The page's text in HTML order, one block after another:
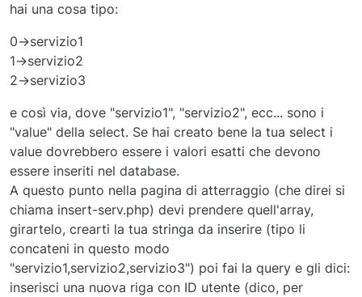
$servizio_inserito =
                  echo "
</option>";
                  }
                  $Conn->close();
                 ?>
</td>
</tr>
</ table>
< input class "invio" type = "submit" =
</
hai una cosa tipo:
0->servizio1
1->servizio2
2->servizio3
e così via, dove "servizio1", "servizio2", ecc... sono i
"value" della select. Se hai creato bene la tua select i
value dovrebbero essere i valori esatti che devono
essere inseriti nel database.
A questo punto nella pagina di atterraggio (che direi si
chiama insert-serv.php) devi prendere quell'array,
girartelo, crearti la tua stringa da inserire (tipo li
concateni in questo modo
"servizio1,servizio2,servizio3") poi fai la query e gli dici:
inserisci una nuova riga con ID utente (dico, per